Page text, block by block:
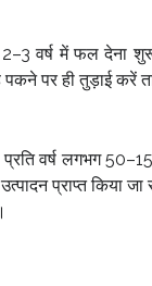
2–3 वर्ष में फल
पर ही तुड़ाई करें
वर्ष लगभग
प्राप्त किया